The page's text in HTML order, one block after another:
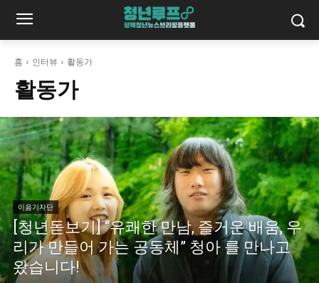
홈 인터뷰 활동가
활동가
이음기자단
[청년돋보기] “유쾌한 만남, 즐거운 배움, 우
리가 만들어 가는 공동체” 청아 를 만나고
왔습니다!